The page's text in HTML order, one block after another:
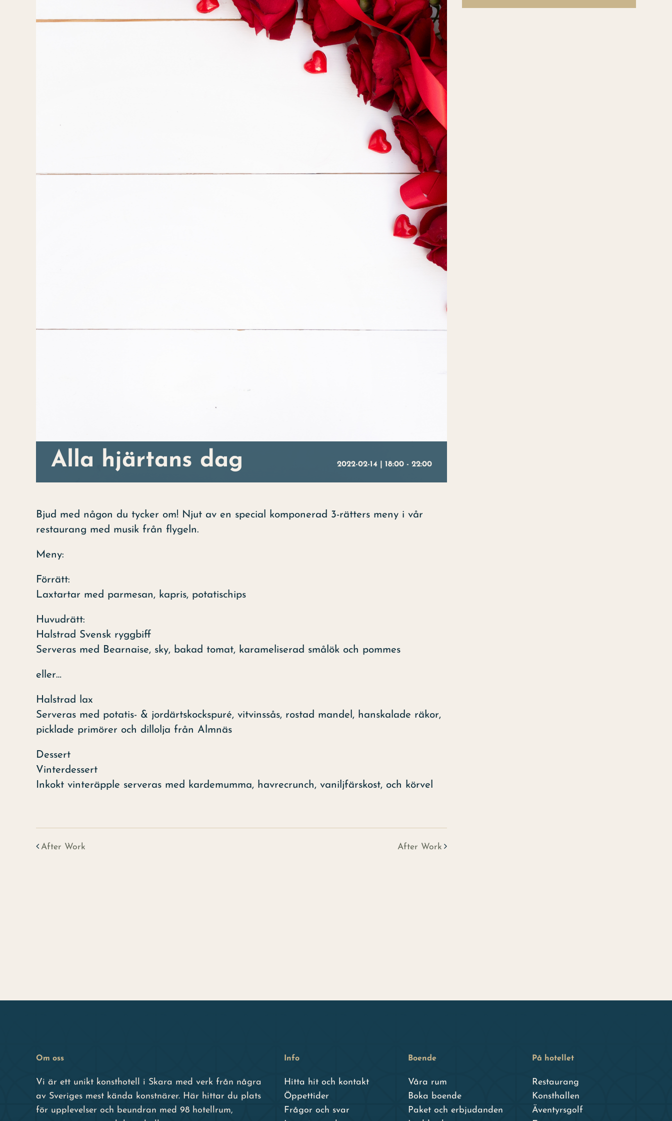
Alla hjärtans dag 2022-02-14 | 18:00 - 22:00
Bjud med någon du tycker om! Njut av en special komponerad 3-rätters meny i vår
restaurang med musik från flygeln.
Meny:
Förrätt:
Laxtartar med parmesan, kapris, potatischips
Huvudrätt:
Halstrad Svensk ryggbiff
Serveras med Bearnaise, sky, bakad tomat, karameliserad smålök och pommes
eller…
Halstrad lax
Serveras med potatis- & jordärtskockspuré, vitvinssås, rostad mandel, hanskalade räkor,
picklade primörer och dillolja från Almnäs
Dessert
Vinterdessert
Inkokt vinteräpple serveras med kardemumma, havrecrunch, vaniljfärskost, och körvel
After Work After Work
Om oss
Vi är ett unikt konsthotell i Skara med verk från några
av Sveriges mest kända konstnärer. Här hittar du plats
för upplevelser och beundran med 98 hotellrum,
Info
Hitta hit och kontakt
Öppettider
Frågor och svar
Boende
Våra rum
Boka boende
Paket och erbjudanden
På hotellet
Restaurang
Konsthallen
Äventyrsgolf